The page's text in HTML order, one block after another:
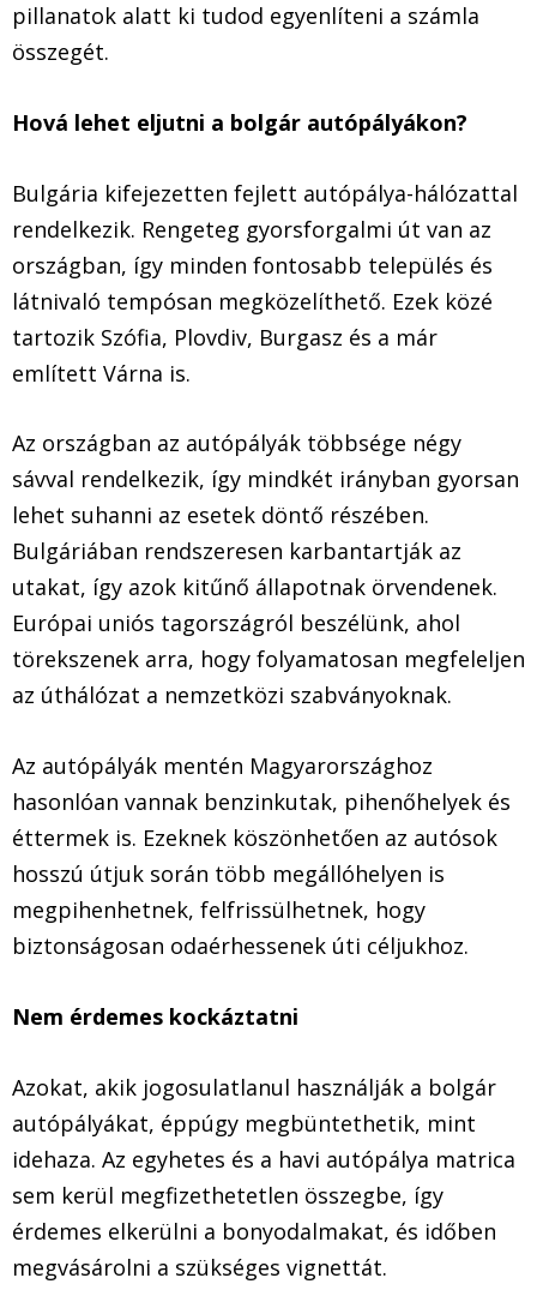
pillanatok alatt ki tudod egyenlíteni a számla
összegét.
Hová lehet eljutni a bolgár autópályákon?
Bulgária kifejezetten fejlett autópálya-hálózattal
rendelkezik. Rengeteg gyorsforgalmi út van az
országban, így minden fontosabb település és
látnivaló tempósan megközelíthető. Ezek közé
tartozik Szófia, Plovdiv, Burgasz és a már
említett Várna is.
Az országban az autópályák többsége négy
sávval rendelkezik, így mindkét irányban gyorsan
lehet suhanni az esetek döntő részében.
Bulgáriában rendszeresen karbantartják az
utakat, így azok kitűnő állapotnak örvendenek.
Európai uniós tagországról beszélünk, ahol
törekszenek arra, hogy folyamatosan megfeleljen
az úthálózat a nemzetközi szabványoknak.
Az autópályák mentén Magyarországhoz
hasonlóan vannak benzinkutak, pihenőhelyek és
éttermek is. Ezeknek köszönhetően az autósok
hosszú útjuk során több megállóhelyen is
megpihenhetnek, felfrissülhetnek, hogy
biztonságosan odaérhessenek úti céljukhoz.
Nem érdemes kockáztatni
Azokat, akik jogosulatlanul használják a bolgár
autópályákat, éppúgy megbüntethetik, mint
idehaza. Az egyhetes és a havi autópálya matrica
sem kerül megfizethetetlen összegbe, így
érdemes elkerülni a bonyodalmakat, és időben
megvásárolni a szükséges vignettát.